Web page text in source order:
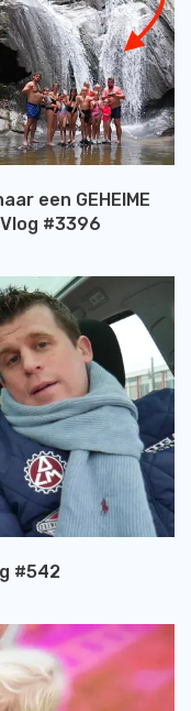
een GEHEIME
Vlog #3396
#542